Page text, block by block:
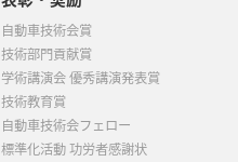
自動車技術会賞
技術部門貢献賞
学術講演会 優秀講演発表賞
技術教育賞
自動車技術会フェロー
標準化活動 功労者感謝状